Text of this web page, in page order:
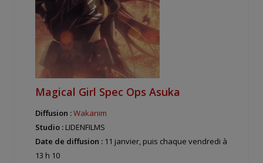
Magical Girl Spec Ops Asuka
Diffusion :Wakanim
Studio : LIDENFILMS
Date de diffusion : 11 janvier, puis chaque vendredi à
13 h 10